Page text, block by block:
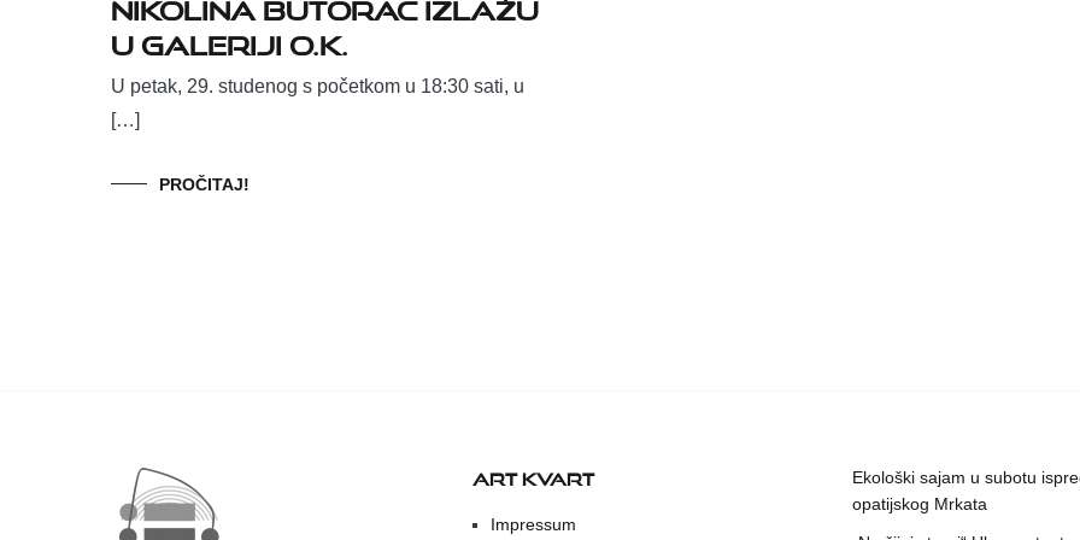
u Galeriji O.K.
U petak, 29. studenog s početkom u 18:30 sati, u
[…]
PROČITAJ!
ART KVART
Impressum
Ekološki sajam u subotu
opatijskog Mrkata